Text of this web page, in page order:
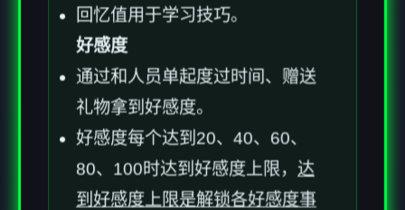
回忆值用于学习技巧。
好感度
通过和人员单起度过时间、赠送
礼物拿到好感度。
好感度每个达到20、40、60、
80、100时达到好感度上限， 达
到好感度上限是解锁各好感度事